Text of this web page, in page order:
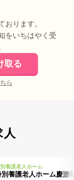
ります。
をいちはやく受
取る
ら
養護老人ホーム
別養護老人ホーム慶游